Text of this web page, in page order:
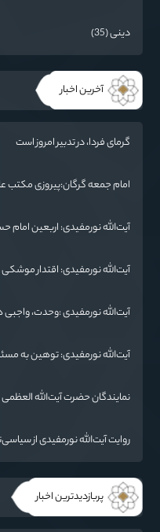
دینی (35)
آخرین اخبار
گرمای فردا، در تدبیر امروز است
امام جمعه گرگان:پیروزی مکتب
آیت‌الله نورمفیدی: اربعین
آیت‌الله نورمفیدی: اقتدار
آیت‌الله نورمفیدی :وحدت،
آیت‌الله نورمفیدی: توهین به
روایت آیت‌الله نورمفیدی از
پربازدیدترین اخبار